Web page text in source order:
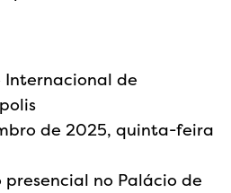
Internacional de
de 2025, quinta-feira
no Palácio de